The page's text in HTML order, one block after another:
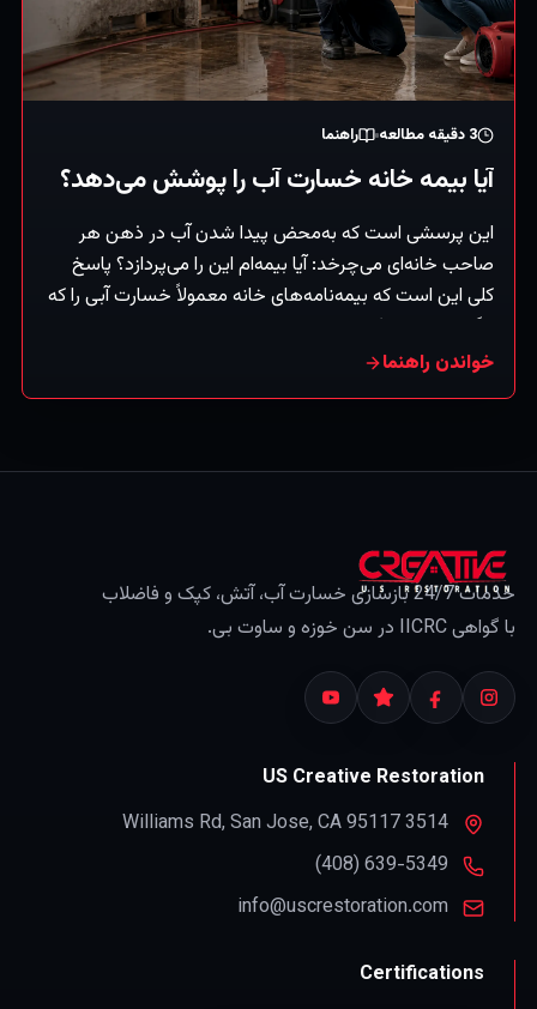
3 دقیقه مطالعه راهنما
آیا بیمه خانه خسارت آب را پوشش می‌دهد؟
این پرسشی است که به‌محض پیدا شدن آب در ذهن هر
صاحب خانه‌ای می‌چرخد: آیا بیمه‌ام این را می‌پردازد؟ پاسخ
کلی این است که بیمه‌نامه‌های خانه معمولاً خسارت آبی را که
ناگهانی و تصادفی است پوشش می‌دهند — اما خسارت ناشی
از بی‌توجهی تدریجی یا سیل را نه (که دسته‌ای جداست). (این
خواندن راهنما
خدمات 24/7 بازسازی خسارت آب، آتش، کپک و فاضلاب
با گواهی IICRC در سن خوزه و ساوت بی.
US Creative Restoration
3514 Williams Rd
, San Jose, CA95117
info@uscrestoration.com
Certifications